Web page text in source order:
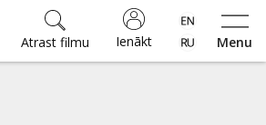
Menu
Ienākt
Atrast filmu